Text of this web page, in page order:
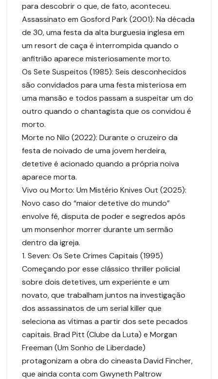
para descobrir o que, de fato, aconteceu.
Assassinato em Gosford Park (2001): Na década
de 30, uma festa da alta burguesia inglesa em
um resort de caça é interrompida quando o
anfitrião aparece misteriosamente morto.
Os Sete Suspeitos (1985): Seis desconhecidos
são convidados para uma festa misteriosa em
uma mansão e todos passam a suspeitar um do
outro quando o chantagista que os convidou é
morto.
Morte no Nilo (2022): Durante o cruzeiro da
festa de noivado de uma jovem herdeira,
detetive é acionado quando a própria noiva
aparece morta.
Vivo ou Morto: Um Mistério Knives Out (2025):
Novo caso do “maior detetive do mundo”
envolve fé, disputa de poder e segredos após
um monsenhor morrer durante um sermão
dentro da igreja.
1. Seven: Os Sete Crimes Capitais (1995)
Começando por esse clássico thriller policial
sobre dois detetives, um experiente e um
novato, que trabalham juntos na investigação
dos assassinatos de um serial killer que
seleciona as vítimas a partir dos sete pecados
capitais. Brad Pitt (Clube da Luta) e Morgan
Freeman (Um Sonho de Liberdade)
protagonizam a obra do cineasta David Fincher,
que ainda conta com Gwyneth Paltrow